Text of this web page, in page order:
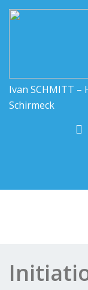
Ivan SCHMITT –
Schirmeck